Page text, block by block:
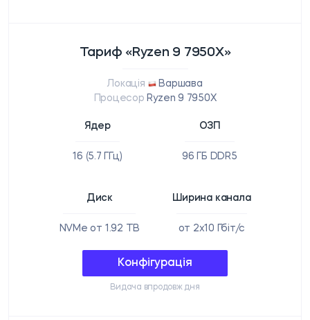
Тариф «Ryzen 9 7950X»
Локація
Варшава
Процесор Ryzen 9 7950X
Ядер
16 (5.7 ГГц)
ОЗП
96 ГБ DDR5
Диск
NVMe от 1.92 TB
Ширина канала
от 2x10 Гбіт/с
Конфігурація
Видача впродовж дня